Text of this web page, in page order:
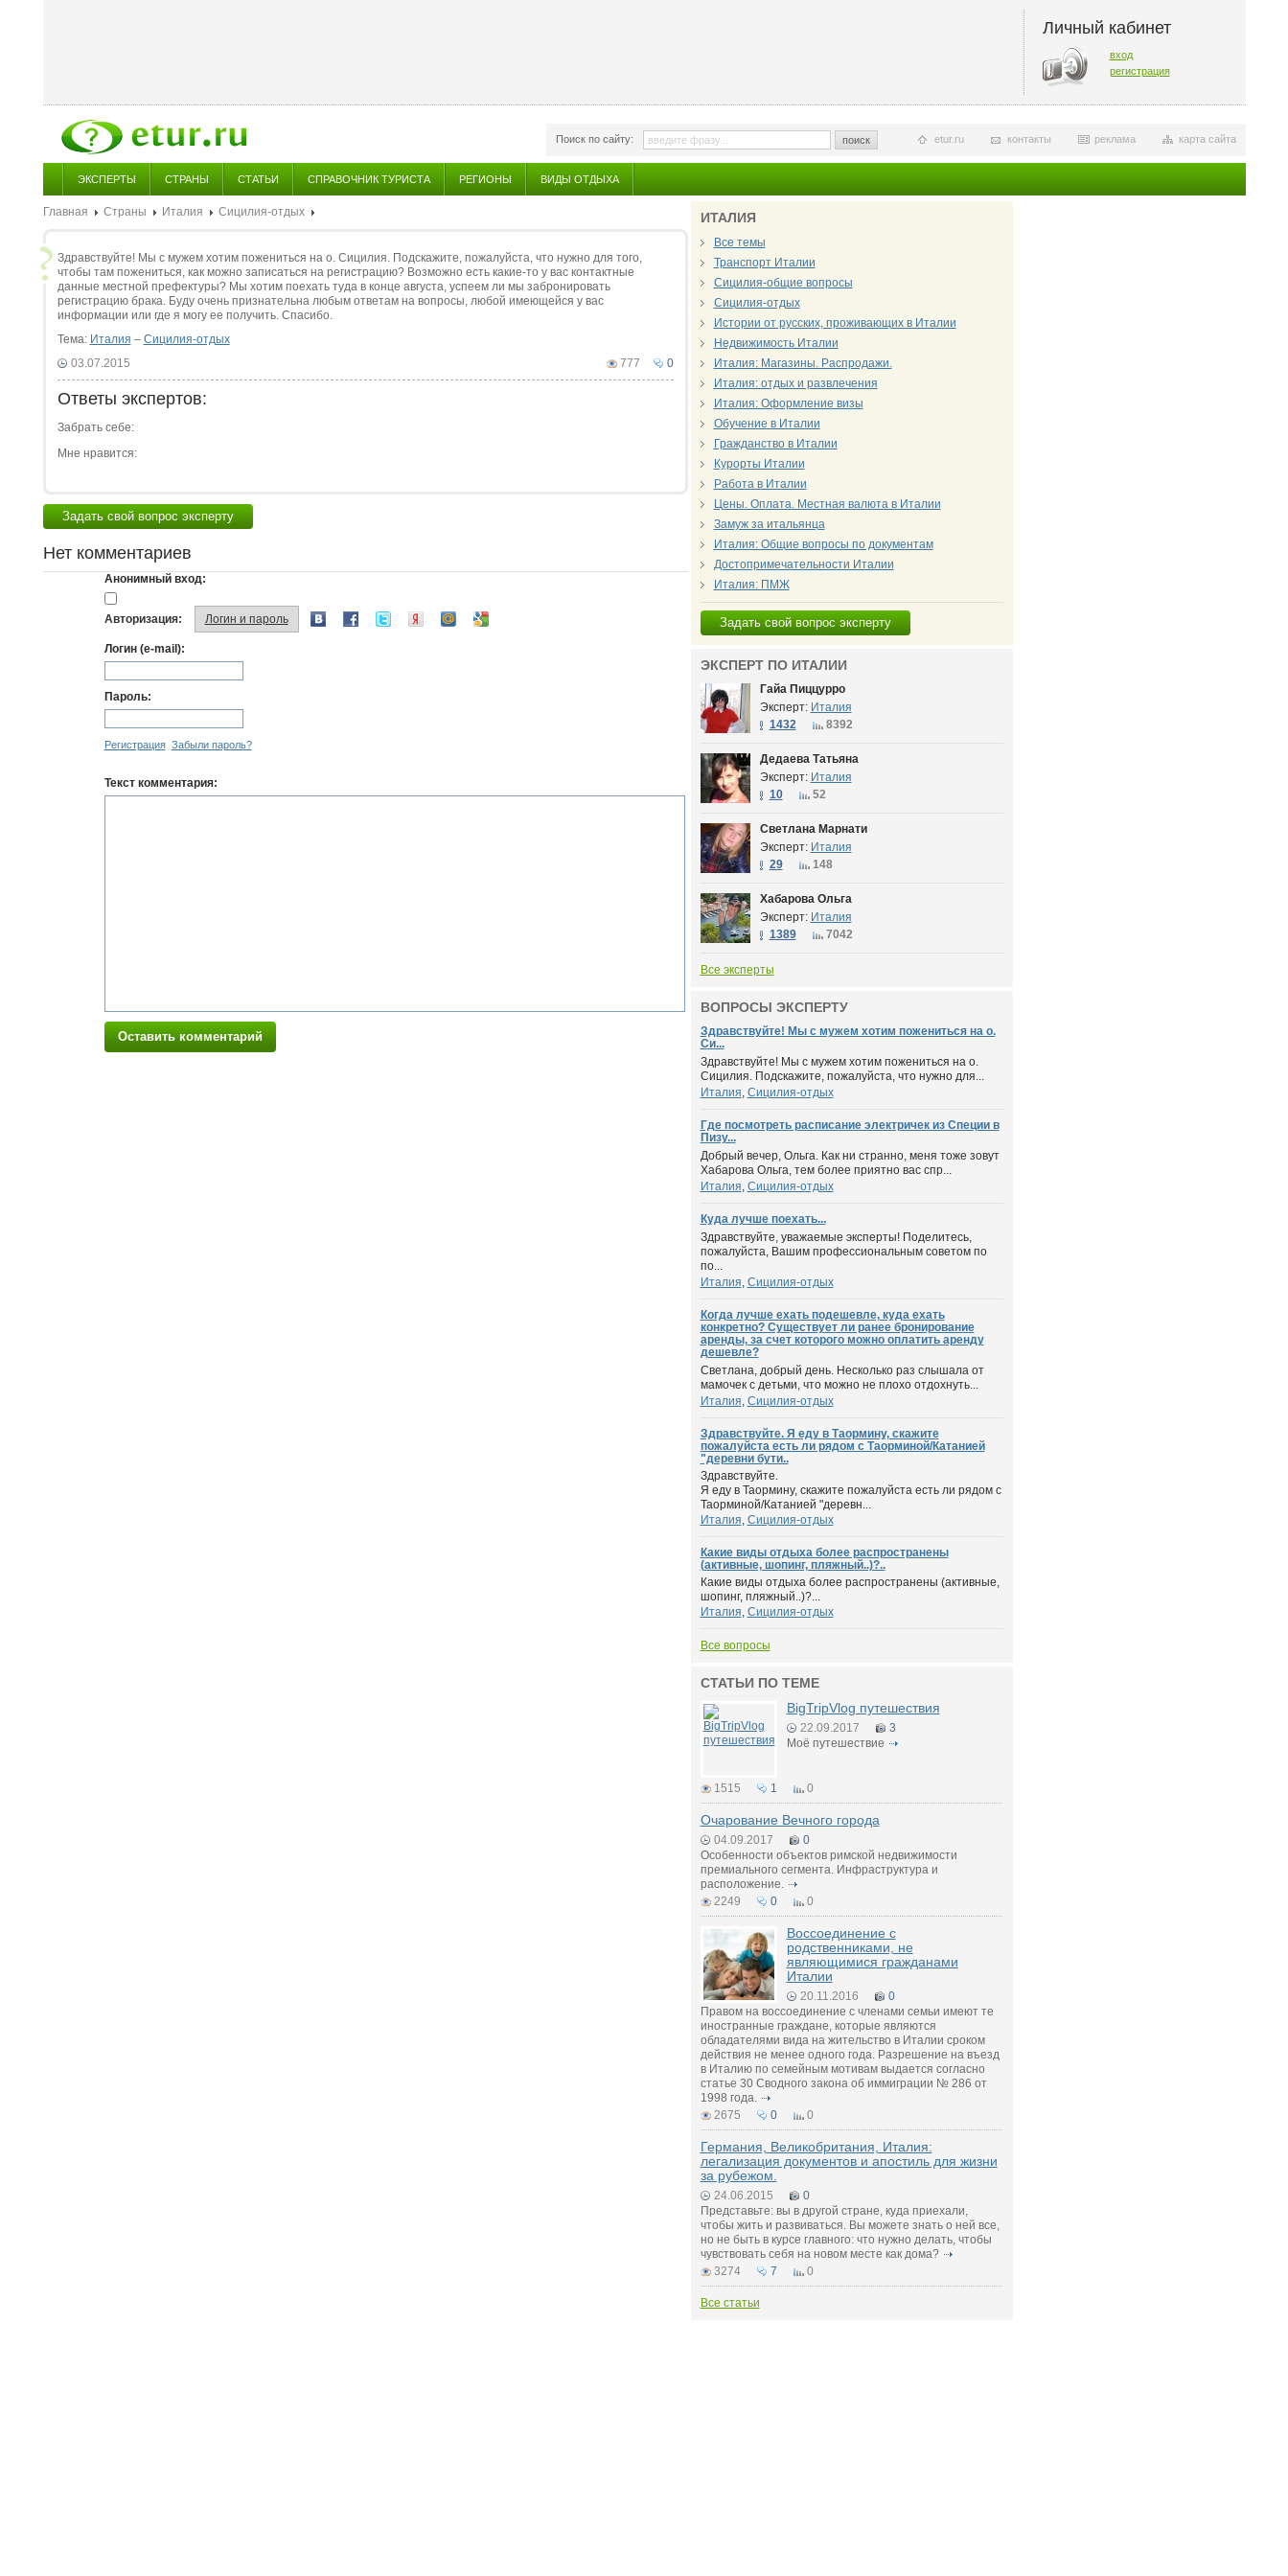
Личный кабинет
вход
регистрация
Поиск по сайту: поиск карта сайта
реклама
контакты
etur.ru
ЭКСПЕРТЫ СТРАНЫ СТАТЬИ СПРАВОЧНИК ТУРИСТА РЕГИОНЫ ВИДЫ ОТДЫХА
Главная Страны Италия Сицилия-отдых
Здравствуйте! Мы с мужем хотим пожениться на о. Сицилия. Подскажите, пожалуйста, что нужно для того,
чтобы там пожениться, как можно записаться на регистрацию? Возможно есть какие-то у вас контактные
данные местной префектуры? Мы хотим поехать туда в конце августа, успеем ли мы забронировать
регистрацию брака. Буду очень признательна любым ответам на вопросы, любой имеющейся у вас
информации или где я могу ее получить. Спасибо.
Тема: Италия – Сицилия-отдых
0
777
03.07.2015
Ответы экспертов:
Забрать себе:
Мне нравится:
Задать свой вопрос эксперту
Нет комментариев
Анонимный вход:
Авторизация: Логин и пароль
Логин (e-mail):
Пароль:
Регистрация Забыли пароль?
Текст комментария:
Оставить комментарий
ИТАЛИЯ
Все темы
Транспорт Италии
Сицилия-общие вопросы
Сицилия-отдых
Истории от русских, проживающих в Италии
Недвижимость Италии
Италия: Магазины. Распродажи.
Италия: отдых и развлечения
Италия: Оформление визы
Обучение в Италии
Гражданство в Италии
Курорты Италии
Работа в Италии
Цены. Оплата. Местная валюта в Италии
Замуж за итальянца
Италия: Общие вопросы по документам
Достопримечательности Италии
Италия: ПМЖ
Задать свой вопрос эксперту
ЭКСПЕРТ ПО ИТАЛИИ
Гайа Пиццурро
Эксперт: Италия
1432
8392
Дедаева Татьяна
Эксперт: Италия
10
52
Светлана Марнати
Эксперт: Италия
29
148
Хабарова Ольга
Эксперт: Италия
1389
7042
Все эксперты
ВОПРОСЫ ЭКСПЕРТУ
Здравствуйте! Мы с мужем хотим пожениться на о.
Си...
Здравствуйте! Мы с мужем хотим пожениться на о.
Сицилия. Подскажите, пожалуйста, что нужно для...
Италия, Сицилия-отдых
Где посмотреть расписание электричек из Специи в
Пизу...
Добрый вечер, Ольга. Как ни странно, меня тоже зовут
Хабарова Ольга, тем более приятно вас спр...
Италия, Сицилия-отдых
Куда лучше поехать...
Здравствуйте, уважаемые эксперты! Поделитесь,
пожалуйста, Вашим профессиональным советом по
по...
Италия, Сицилия-отдых
Когда лучше ехать подешевле, куда ехать
конкретно? Существует ли ранее бронирование
аренды, за счет которого можно оплатить аренду
дешевле?
Светлана, добрый день. Несколько раз слышала от
мамочек с детьми, что можно не плохо отдохнуть...
Италия, Сицилия-отдых
Здравствуйте. Я еду в Таормину, скажите
пожалуйста есть ли рядом с Таорминой/Катанией
"деревни бути..
Здравствуйте.
Я еду в Таормину, скажите пожалуйста есть ли рядом с
Таорминой/Катанией "деревн...
Италия, Сицилия-отдых
Какие виды отдыха более распространены
(активные, шопинг, пляжный..)?..
Какие виды отдыха более распространены (активные,
шопинг, пляжный..)?...
Италия, Сицилия-отдых
Все вопросы
СТАТЬИ ПО ТЕМЕ
BigTripVlog путешествия
22.09.2017
3
Моё путешествие
1515 1 0
Очарование Вечного города
04.09.2017
0
Особенности объектов римской недвижимости
премиального сегмента. Инфраструктура и
расположение.
2249
0 0
Воссоединение с
родственниками, не
являющимися гражданами
Италии
20.11.2016
0
Правом на воссоединение с членами семьи имеют те
иностранные граждане, которые являются
обладателями вида на жительство в Италии сроком
действия не менее одного года. Разрешение на въезд
в Италию по семейным мотивам выдается согласно
статье 30 Сводного закона об иммиграции № 286 от
1998 года.
2675
0 0
Германия, Великобритания, Италия:
легализация документов и апостиль для жизни
за рубежом.
24.06.2015
0
Представьте: вы в другой стране, куда приехали,
чтобы жить и развиваться. Вы можете знать о ней все,
но не быть в курсе главного: что нужно делать, чтобы
чувствовать себя на новом месте как дома?
3274
7 0
Все статьи